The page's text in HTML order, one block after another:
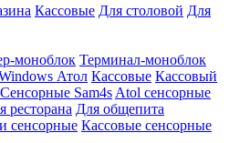
Кассовые Для столовой Для
моноблок Терминал-моноблок
Атол Кассовые Кассовый
Сенсорные Sam4s Atol сенсорные
ресторана Для общепита
сенсорные Кассовые сенсорные